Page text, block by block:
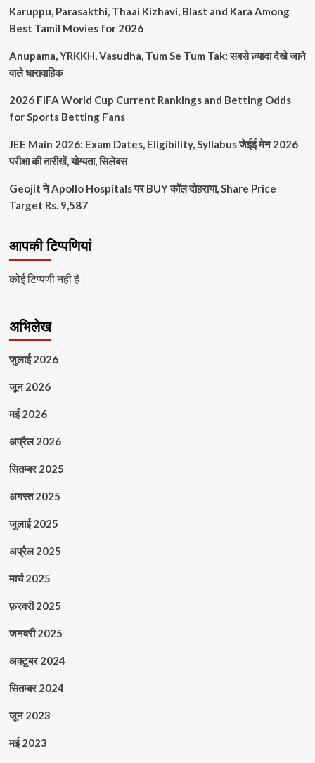
Karuppu, Parasakthi, Thaai Kizhavi, Blast and Kara Among
Best Tamil Movies for 2026
Anupama, YRKKH, Vasudha, Tum Se Tum Tak: सबसे ज़्यादा देखे जाने
वाले धारावाहिक
2026 FIFA World Cup Current Rankings and Betting Odds
for Sports Betting Fans
JEE Main 2026: Exam Dates, Eligibility, Syllabus जेईई मेन 2026
परीक्षा की तारीखें, योग्यता, सिलेबस
Geojit ने Apollo Hospitals पर BUY कॉल दोहराया, Share Price
Target Rs. 9,587
आपकी टिप्पणियां
कोई टिप्पणी नही है।
अभिलेख
जुलाई 2026
जून 2026
मई 2026
अप्रैल 2026
सितम्बर 2025
अगस्त 2025
जुलाई 2025
अप्रैल 2025
मार्च 2025
फ़रवरी 2025
जनवरी 2025
अक्टूबर 2024
सितम्बर 2024
जून 2023
मई 2023